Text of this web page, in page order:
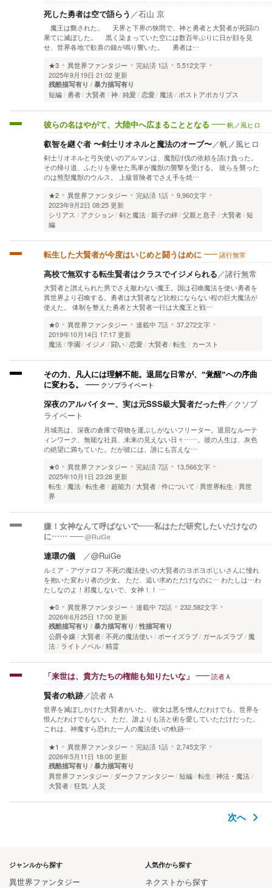
死した勇者は空で語らう ／石山 京
魔王は斃された。 天界と下界の狭間で、神と勇者と大賢者が死闘の
果てに滅ぼした。 黒く染まっていた空には数百年ぶりに日が顔を見
せ、世界各地で歓喜の鐘が鳴り響いた。 勇者は…
★3
異世界ファンタジー 完結済 1話
5,512文字
2025年9月19日 21:02 更新
残酷描写有り 暴力描写有り
短編 勇者 大賢者 神 純愛 恋愛 魔法 ポストアポカリプス
彼らの名はやがて、大陸中へ広まることとなる 帆ノ風ヒロ
叡智を継ぐ者 〜剣士リオネルと魔法のオーブ〜／帆ノ風ヒロ
剣士リオネルと弓矢使いのアルマンは、魔獣討伐の依頼を請け負った。
その帰り道、ふたりを乗せた馬車が魔獣の襲撃を受ける。 彼らを襲った
のは熊型魔獣のウルス。 上級冒険者でさえ手を焼…
★2
異世界ファンタジー 完結済 1話
9,960文字
2023年9月2日 08:25 更新
シリアス
アクション 剣と魔法 親子の絆 父親と息子 大賢者 短
編
転生した大賢者が今度はいじめと闘うはめに 諸行無常
高校で無双する転生賢者はクラスでイジメられる ／諸行無常
大賢者と讃えられた男でさえ敵わない魔王。国は召喚魔法を使い勇者を
異世界より召喚する。勇者は大賢者など比較にならない程の巨大魔法が
使えた。 体制を整えた勇者と大賢者一行は大魔王と戦…
★0
異世界ファンタジー 連載中 7話
37,272文字
2019年10月14日 17:17 更新
魔法 学園 イジメ 闘い 恋愛 大賢者 転生 カースト
その力、凡人には理解不能。退屈な日常が、”覚醒”への序曲
に変わる。
クソプライベート
深夜のアルバイター、実は元SSS級大賢者だった件／クソプ
ライベート
​月城亮は、深夜の倉庫で荷物を運ぶしがないフリーター。退屈なルーテ
ィンワーク、無能な社員、未来の見えない日々……。彼の人生は、灰色
の絶望に満ちていた。 ​だが彼には、誰にも言えな…
★0
異世界ファンタジー 完結済7話
13,566文字
2025年10月1日 23:28 更新
転生
魔法 転生者 超能力 大賢者 件について 異世界転生
異世
界
嫌！女神なんて呼ばないで——私はただ研究したいだけなの
に……
@RuiGe
連環の儀 ／@RuiGe
ルミア・アヴァロフ 不死の魔法使いの大賢者のヨボヨボじいさんに憧れ
を抱いた変わり者の少女。 ただ、追い求めただけなのに… わたしは…わ
たしなのよ！邪魔しないで、女神！！ …
★0
異世界ファンタジー 連載中 72話
232,582文字
2026年6月25日 17:00 更新
残酷描写有り 暴力描写有り 性描写有り
公爵令嬢 大賢者 不死の魔法使い ボーイズラブ ガールズラブ
魔
法
ライトノベル 精霊
「来世は、貴方たちの権能も知りたいな」 読者Ａ
賢者の軌跡／読者Ａ
世界を滅ぼしかけた大賢者がいた。 彼女は悪を憎んだわけでも、世界を
恨んだわけでもない。 ただ、誰よりも法と術を愛していただけだった。
これは、神魔すら恐れた一人の魔法使いの軌跡…
★1
異世界ファンタジー 完結済 1話
2,745文字
2026年5月11日 18:00 更新
残酷描写有り 暴力描写有り
異世界ファンタジー ダークファンタジー 短編 転生 神法・魔法
大賢者 狂気 人災
次へ
人気作から探す
ネクストから探す
ジャンルから探す
異世界ファンタジー